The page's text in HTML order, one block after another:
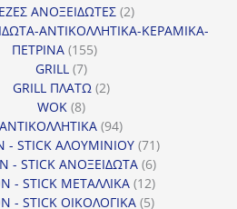
προϊόντα
ΑΝΟΞΕΙΔΩΤΕΣ 22
προϊόντα
ΑΝΤΙΚΟΛΛΗΤΙΚΑ-ΚΕΡΑΜΙΚΑ-
ΠΕΤΡΙΝΑ 155155
GRILL 77
προϊόντα
GRILL ΠΛΑΤΩ 22
WOK 88
προϊόντα
ΑΝΤΙΚΟΛΛΗΤΙΚΑ 9494
προϊόντα
- STICK ΑΛΟΥΜΙΝΙΟΥ 7171
προϊόντα
- STICK ΑΝΟΞΕΙΔΩΤΑ 66
προϊόντα
- STICK ΜΕΤΑΛΛΙΚΑ 1212
προϊόντα
- STICK ΟΙΚΟΛΟΓΙΚΑ 55